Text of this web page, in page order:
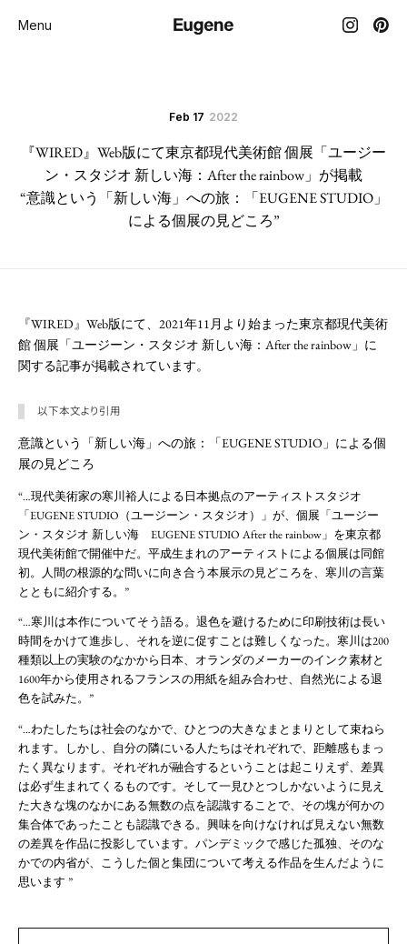
Menu
Feb 17 2022
『WIRED』Web版にて東京都現代美術館 個展「ユージー
ン・スタジオ 新しい海：After the rainbow」が掲載
“意識という「新しい海」への旅：「EUGENE STUDIO」
による個展の見どころ”
『WIRED』Web版にて、2021年11月より始まった東京都現代美術
館 個展「ユージーン・スタジオ 新しい海：After the rainbow」に
関する記事が掲載されています。
以下本文より引用
意識という「新しい海」への旅：「EUGENE STUDIO」による個
展の見どころ
“…現代美術家の寒川裕人による日本拠点のアーティストスタジオ
「EUGENE STUDIO（ユージーン・スタジオ）」が、個展「ユージー
ン・スタジオ 新しい海 EUGENE STUDIO After the rainbow」を東京都
現代美術館で開催中だ。平成生まれのアーティストによる個展は同館
初。人間の根源的な問いに向き合う本展示の見どころを、寒川の言葉
とともに紹介する。”
“…寒川は本作についてそう語る。退色を避けるために印刷技術は長い
時間をかけて進歩し、それを逆に促すことは難しくなった。寒川は200
種類以上の実験のなかから日本、オランダのメーカーのインク素材と
1600年から使用されるフランスの用紙を組み合わせ、自然光による退
色を試みた。”
“…わたしたちは社会のなかで、ひとつの大きなまとまりとして束ねら
れます。しかし、自分の隣にいる人たちはそれぞれで、距離感もまっ
たく異なります。それぞれが融合するということは起こりえず、差異
は必ず生まれてくるものです。そして一見ひとつしかないように見え
た大きな塊のなかにある無数の点を認識することで、その塊が何かの
集合体であったことも認識できる。興味を向けなければ見えない無数
の差異を作品に投影しています。パンデミックで感じた孤独、そのな
かでの内省が、こうした個と集団について考える作品を生んだように
思います ”